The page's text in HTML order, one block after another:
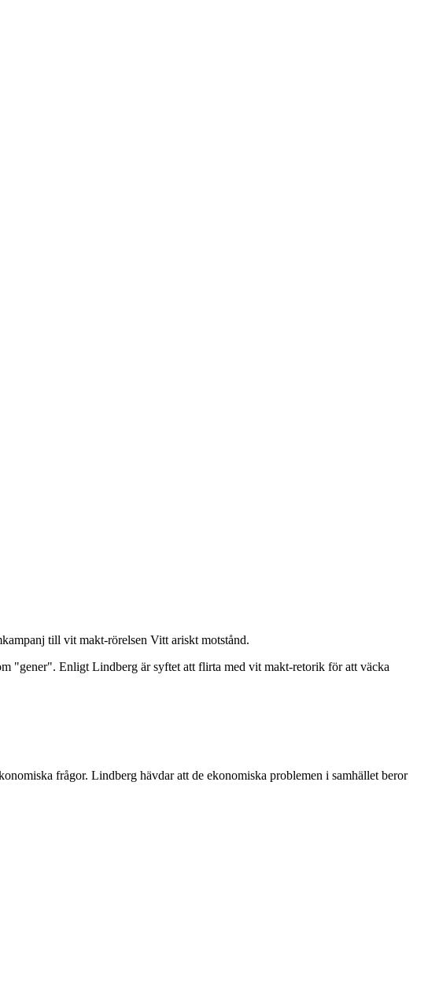
till vit makt-rörelsen Vitt ariskt motstånd.
"gener". Enligt Lindberg är syftet att flirta med vit makt-retorik för att väcka
frågor. Lindberg hävdar att de ekonomiska problemen i samhället beror